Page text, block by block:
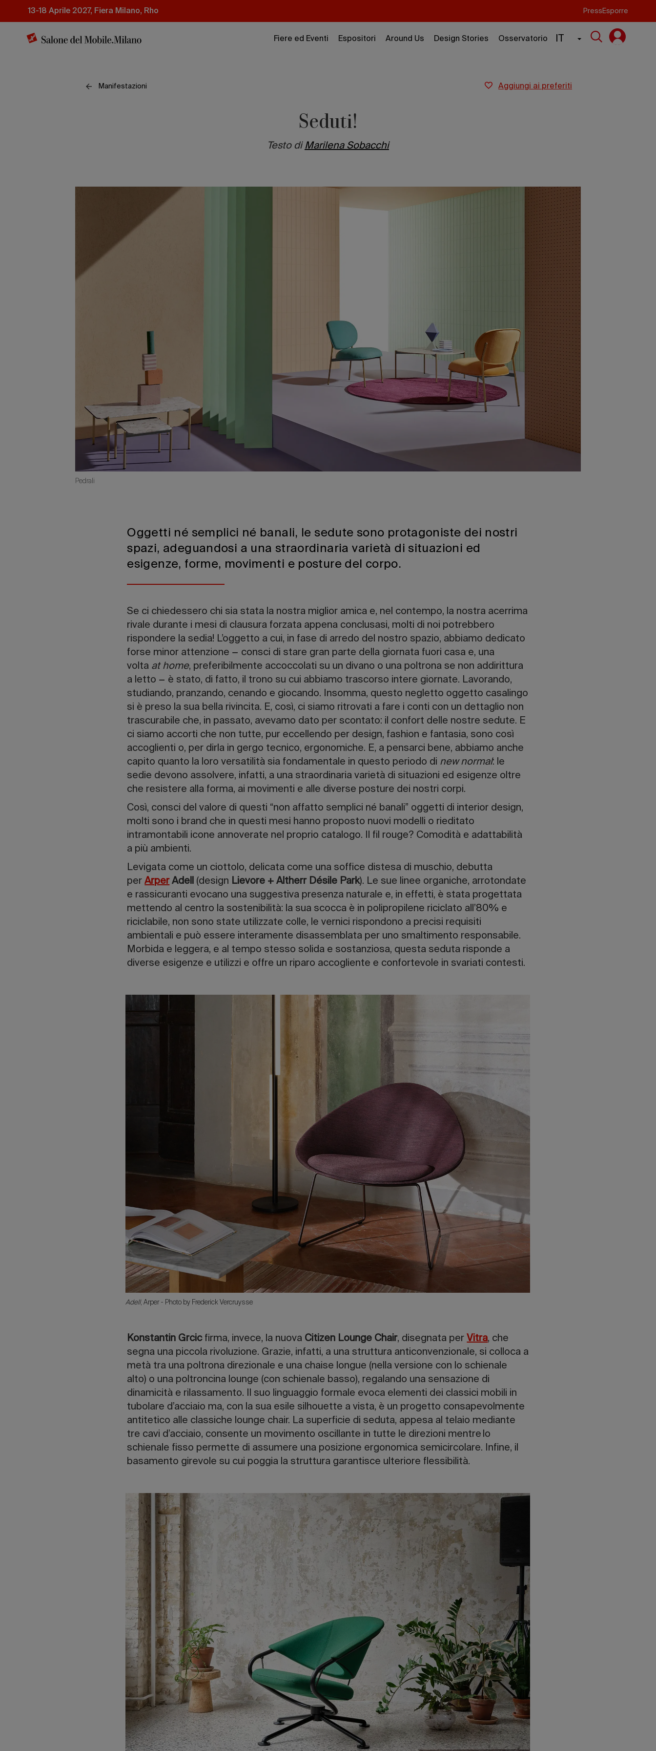
principale
13-18 Aprile 2027, Fiera Milano, Rho Press Esporre
Fiere ed Eventi Espositori Around Us Design Stories Osservatorio IT
Manifestazioni aggiungi ai preferiti
Seduti!
Testo di Marilena Sobacchi
Pedrali
Oggetti né semplici né banali, le sedute sono protagoniste dei nostri
spazi, adeguandosi a una straordinaria varietà di situazioni ed
esigenze, forme, movimenti e posture del corpo.
Se ci chiedessero chi sia stata la nostra miglior amica e, nel contempo, la nostra acerrima
rivale durante i mesi di clausura forzata appena conclusasi, molti di noi potrebbero
rispondere la sedia! L’oggetto a cui, in fase di arredo del nostro spazio, abbiamo dedicato
forse minor attenzione − consci di stare gran parte della giornata fuori casa e, una
volta at home, preferibilmente accoccolati su un divano o una poltrona se non addirittura
a letto − è stato, di fatto, il trono su cui abbiamo trascorso intere giornate. Lavorando,
studiando, pranzando, cenando e giocando. Insomma, questo negletto oggetto casalingo
si è preso la sua bella rivincita. E, così, ci siamo ritrovati a fare i conti con un dettaglio non
trascurabile che, in passato, avevamo dato per scontato: il confort delle nostre sedute. E
ci siamo accorti che non tutte, pur eccellendo per design, fashion e fantasia, sono così
accoglienti o, per dirla in gergo tecnico, ergonomiche. E, a pensarci bene, abbiamo anche
capito quanto la loro versatilità sia fondamentale in questo periodo di new normal: le
sedie devono assolvere, infatti, a una straordinaria varietà di situazioni ed esigenze oltre
che resistere alla forma, ai movimenti e alle diverse posture dei nostri corpi.
Così, consci del valore di questi “non affatto semplici né banali” oggetti di interior design,
molti sono i brand che in questi mesi hanno proposto nuovi modelli o rieditato
intramontabili icone annoverate nel proprio catalogo. Il fil rouge? Comodità e adattabilità
a più ambienti.
Levigata come un ciottolo, delicata come una soffice distesa di muschio, debutta
perArperAdell (design Lievore + Altherr Désile Park). Le sue linee organiche, arrotondate
e rassicuranti evocano una suggestiva presenza naturale e, in effetti, è stata progettata
mettendo al centro la sostenibilità: la sua scocca è in polipropilene riciclato all’80% e
riciclabile, non sono state utilizzate colle, le vernici rispondono a precisi requisiti
ambientali e può essere interamente disassemblata per uno smaltimento responsabile.
Morbida e leggera, e al tempo stesso solida e sostanziosa, questa seduta risponde a
diverse esigenze e utilizzi e offre un riparo accogliente e confortevole in svariati contesti.
Adell, Arper - Photo by Frederick Vercruysse
Konstantin Grcicfirma, invece, la nuova Citizen Lounge Chair, disegnata per Vitra, che
segna una piccola rivoluzione. Grazie, infatti, a una struttura anticonvenzionale, si colloca a
metà tra una poltrona direzionale e una chaise longue (nella versione con lo schienale
alto) o una poltroncina lounge (con schienale basso), regalando una sensazione di
dinamicità e rilassamento. Il suo linguaggio formale evoca elementi dei classici mobili in
tubolare d’acciaio ma, con la sua esile silhouette a vista, è un progetto consapevolmente
antitetico alle classiche lounge chair. La superficie di seduta, appesa al telaio mediante
tre cavi d’acciaio, consente un movimento oscillante in tutte le direzioni mentre lo
schienale fisso permette di assumere una posizione ergonomica semicircolare. Infine, il
basamento girevole su cui poggia la struttura garantisce ulteriore flessibilità.